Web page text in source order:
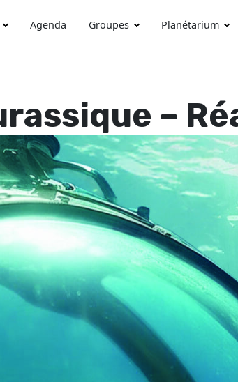
Agenda Groupes Planétarium
–